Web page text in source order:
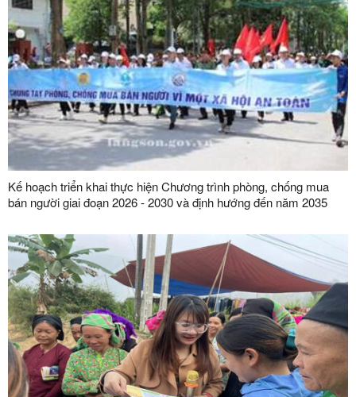
Kế hoạch triển khai thực hiện Chương trình phòng, chống mua
bán người giai đoạn 2026 - 2030 và định hướng đến năm 2035